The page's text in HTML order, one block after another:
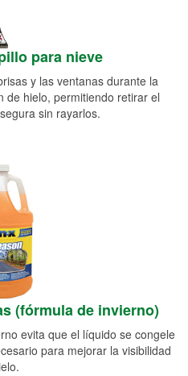
para nieve
y las ventanas durante la
de hielo, permitiendo retirar el
sin rayarlos.
(fórmula de invierno)
evita que el líquido se congele
para mejorar la visibilidad